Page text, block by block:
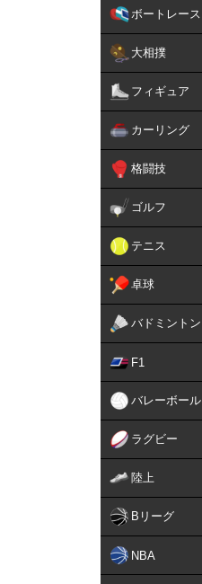
ボートレース
大相撲
フィギュア
カーリング
格闘技
ゴルフ
テニス
卓球
バドミントン
F1
バレーボール
ラグビー
陸上
Bリーグ
NBA